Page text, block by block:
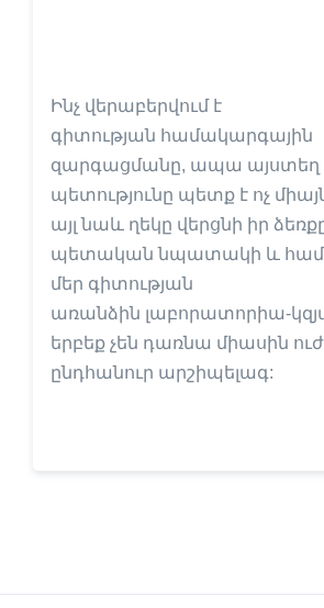
Ինչ վերաբերվում է
գիտության համակարգային
զարգացմանը, ապա այստեղ
պետությունը պետք է ոչ
այլ նաև ղեկը վերցնի իր
պետական նպատակի և
մեր գիտության
առանձին լաբորատորիա-
երբեք չեն դառնա միասին
ընդհանուր արշիպելագ: